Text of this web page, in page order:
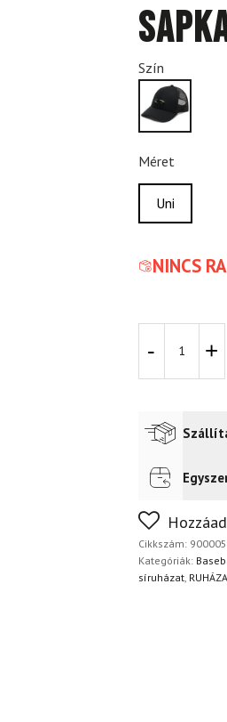
Szín
Méret
Uni
NINCS
Trucker
mennyiség
Futár a címre
FoxPost
Nem biztos
napon belül,
Cikkszám:
Kategóriák:
síruházat,